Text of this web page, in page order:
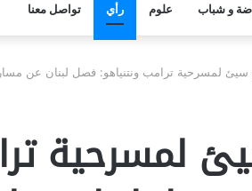
و شباب علوم رأي تواصل معنا
سيئ لمسرحية ترامب ونتنياهو: فصل لبنان عن
لمسرحية